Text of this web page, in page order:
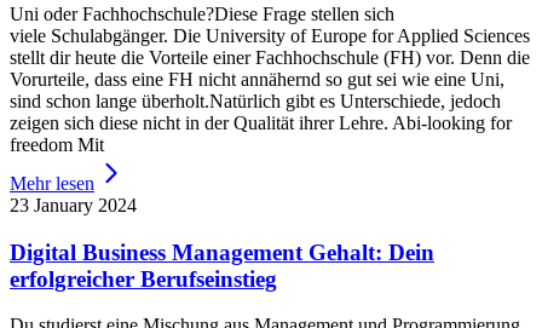
Uni oder Fachhochschule?Diese Frage stellen sich
viele Schulabgänger. Die University of Europe for Applied Sciences
stellt dir heute die Vorteile einer Fachhochschule (FH) vor. Denn die
Vorurteile, dass eine FH nicht annähernd so gut sei wie eine Uni,
sind schon lange überholt.Natürlich gibt es Unterschiede, jedoch
zeigen sich diese nicht in der Qualität ihrer Lehre. Abi-looking for
freedom Mit
Mehr lesen
23 January 2024
Digital Business Management Gehalt: Dein
erfolgreicher Berufseinstieg